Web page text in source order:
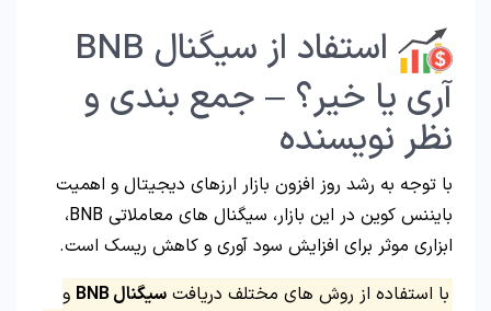
استفاد از سیگنال BNB
آری یا خیر؟ – جمع بندی و
نظر نویسنده
با توجه به رشد روز افزون بازار ارزهای دیجیتال و اهمیت
بایننس کوین در این بازار، سیگنال‌ های معاملاتی BNB،
ابزاری موثر برای افزایش سود آوری و کاهش ریسک‌ است.
با استفاده از روش‌ های مختلف دریافتسیگنال‌ BNB
و